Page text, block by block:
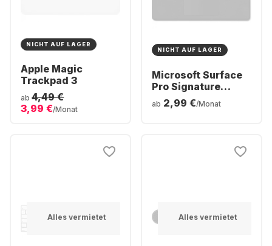
NICHT AUF LAGER
Apple Magic
Trackpad 3
ab 4,49 €
3,99 €/Monat
NICHT AUF LAGER
Microsoft Surface
Pro Signature
Keyboard
ab 2,99 €/Monat
Alles vermietet Alles vermietet